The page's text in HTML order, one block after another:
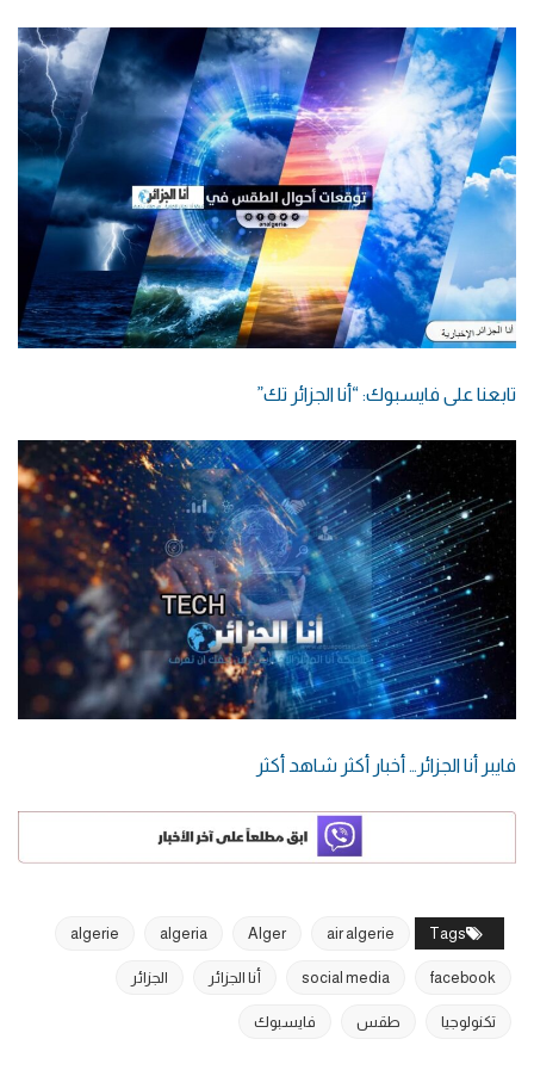
تابعنا على فايسبوك: “أنا الجزائر تك”
فايبر أنا الجزائر… أخبار أكثر شاهد أكثر
Tags
air algerie
Alger
algeria
algerie
facebook
social media أنا الجزائر الجزائر
تكنولوجيا طقس فايسبوك